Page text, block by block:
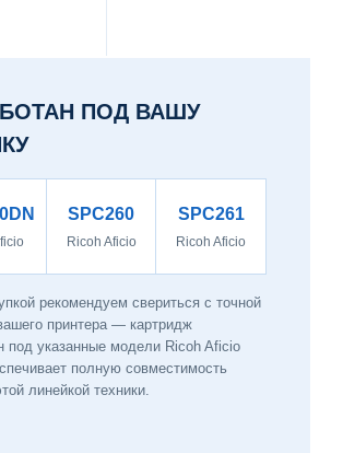
ПОД ВАШУ
SPC260
Ricoh Aficio
SPC261
Ricoh Aficio
рекомендуем свериться с точной
принтера — картридж
под указанные модели Ricoh Aficio
полную совместимость
линейкой техники.